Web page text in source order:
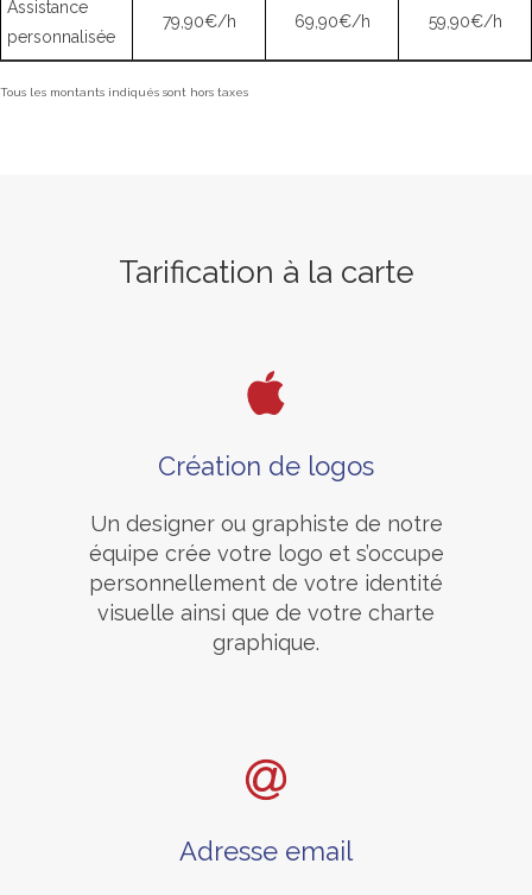
Assistance
personnalisée
79,90€/h 69,90€/h 59,90€/h
Tous les montants indiqués sont hors taxes
Tarification à la carte
Création de logos
Un designer ou graphiste de notre
équipe crée votre logo et s’occupe
personnellement de votre identité
visuelle ainsi que de votre charte
graphique.
Adresse email